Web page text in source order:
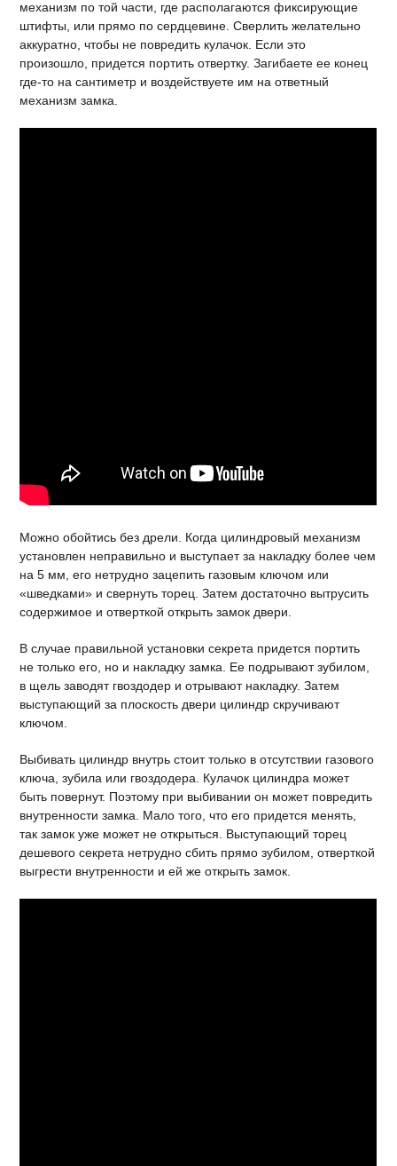
механизм по той части, где располагаются фиксирующие
штифты, или прямо по сердцевине. Сверлить желательно
аккуратно, чтобы не повредить кулачок. Если это
произошло, придется портить отвертку. Загибаете ее конец
где-то на сантиметр и воздействуете им на ответный
механизм замка.
Можно обойтись без дрели. Когда цилиндровый механизм
установлен неправильно и выступает за накладку более чем
на 5 мм, его нетрудно зацепить газовым ключом или
«шведками» и свернуть торец. Затем достаточно вытрусить
содержимое и отверткой открыть замок двери.
В случае правильной установки секрета придется портить
не только его, но и накладку замка. Ее подрывают зубилом,
в щель заводят гвоздодер и отрывают накладку. Затем
выступающий за плоскость двери цилиндр скручивают
ключом.
Выбивать цилиндр внутрь стоит только в отсутствии газового
ключа, зубила или гвоздодера. Кулачок цилиндра может
быть повернут. Поэтому при выбивании он может повредить
внутренности замка. Мало того, что его придется менять,
так замок уже может не открыться. Выступающий торец
дешевого секрета нетрудно сбить прямо зубилом, отверткой
выгрести внутренности и ей же открыть замок.